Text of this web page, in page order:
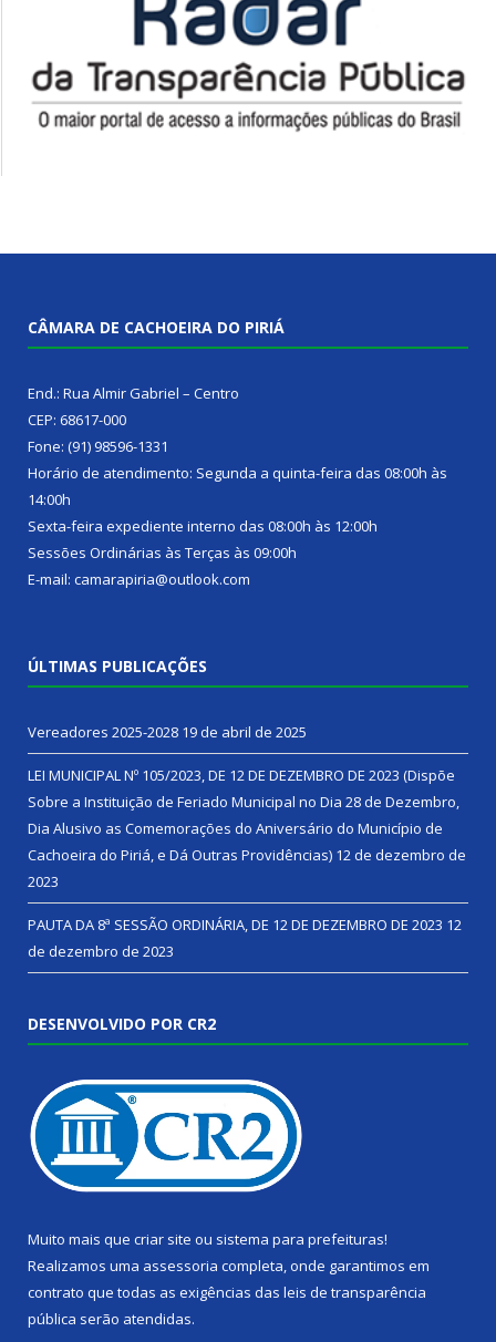
CÂMARA DE CACHOEIRA DO PIRIÁ
End.: Rua Almir Gabriel – Centro
CEP: 68617-000
Fone: (91) 98596-1331
Horário de atendimento: Segunda a quinta-feira das 08:00h às
14:00h
Sexta-feira expediente interno das 08:00h às 12:00h
Sessões Ordinárias às Terças às 09:00h
E-mail: camarapiria@outlook.com
ÚLTIMAS PUBLICAÇÕES
Vereadores 2025-2028 19 de abril de 2025
LEI MUNICIPAL Nº 105/2023, DE 12 DE DEZEMBRO DE 2023 (Dispõe
Sobre a Instituição de Feriado Municipal no Dia 28 de Dezembro,
Dia Alusivo as Comemorações do Aniversário do Município de
Cachoeira do Piriá, e Dá Outras Providências) 12 de dezembro de
2023
PAUTA DA 8ª SESSÃO ORDINÁRIA, DE 12 DE DEZEMBRO DE 2023 12
de dezembro de 2023
DESENVOLVIDO POR CR2
Muito mais que criar site ou sistema para prefeituras!
Realizamos uma assessoria completa, onde garantimos em
contrato que todas as exigências das leis de transparência
pública serão atendidas.